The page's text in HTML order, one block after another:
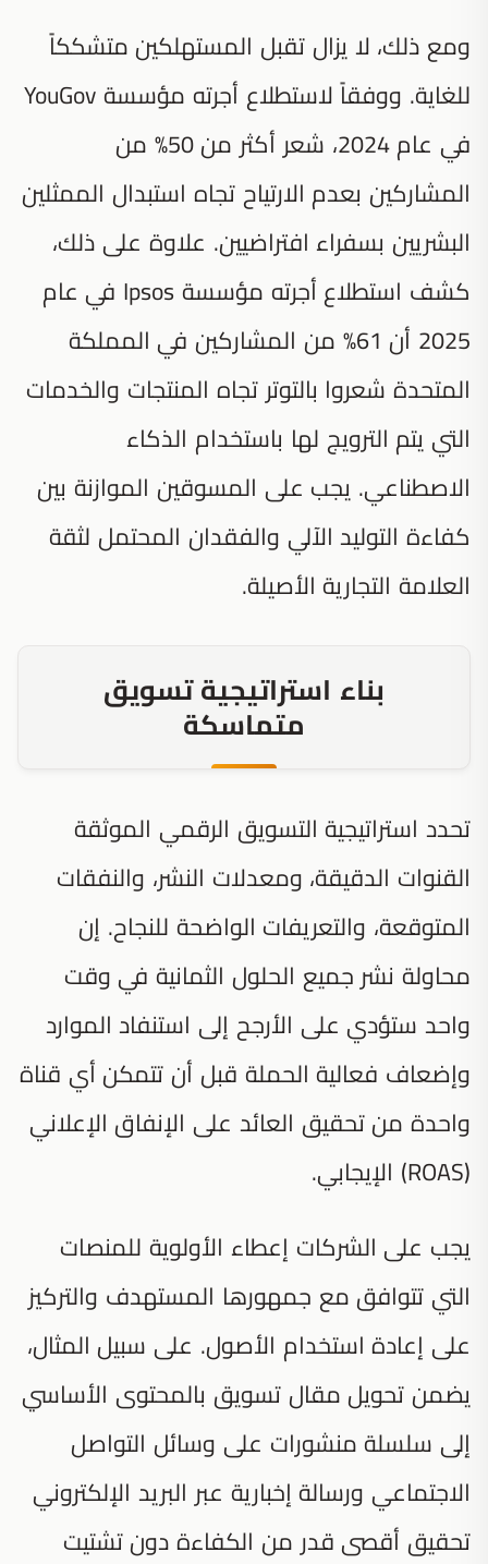
ومع ذلك، لا يزال تقبل المستهلكين متشككاً
للغاية. ووفقاً لاستطلاع أجرته مؤسسة YouGov
في عام 2024، شعر أكثر من 50% من
المشاركين بعدم الارتياح تجاه استبدال الممثلين
البشريين بسفراء افتراضيين. علاوة على ذلك،
كشف استطلاع أجرته مؤسسة Ipsos في عام
2025 أن 61% من المشاركين في المملكة
المتحدة شعروا بالتوتر تجاه المنتجات والخدمات
التي يتم الترويج لها باستخدام الذكاء
الاصطناعي. يجب على المسوقين الموازنة بين
كفاءة التوليد الآلي والفقدان المحتمل لثقة
العلامة التجارية الأصيلة.
بناء استراتيجية تسويق
متماسكة
تحدد استراتيجية التسويق الرقمي الموثقة
القنوات الدقيقة، ومعدلات النشر، والنفقات
المتوقعة، والتعريفات الواضحة للنجاح. إن
محاولة نشر جميع الحلول الثمانية في وقت
واحد ستؤدي على الأرجح إلى استنفاد الموارد
وإضعاف فعالية الحملة قبل أن تتمكن أي قناة
واحدة من تحقيق العائد على الإنفاق الإعلاني
(ROAS) الإيجابي.
يجب على الشركات إعطاء الأولوية للمنصات
التي تتوافق مع جمهورها المستهدف والتركيز
على إعادة استخدام الأصول. على سبيل المثال،
يضمن تحويل مقال تسويق بالمحتوى الأساسي
إلى سلسلة منشورات على وسائل التواصل
الاجتماعي ورسالة إخبارية عبر البريد الإلكتروني
تحقيق أقصى قدر من الكفاءة دون تشتيت